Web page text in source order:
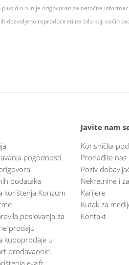
d.o.o. nije odgovoran za netočne
dozvoljeno reproducirati na bilo koji način
pogodnosti
podataka
korištenja Konzum
poslovanja za
prodaju
kupoprodaje u
prodavaonici
e-gift
Javite nam
Korisnička
Pronađite nas
Poziv
Nekretnine i
Karijere
Kutak za
Kontakt